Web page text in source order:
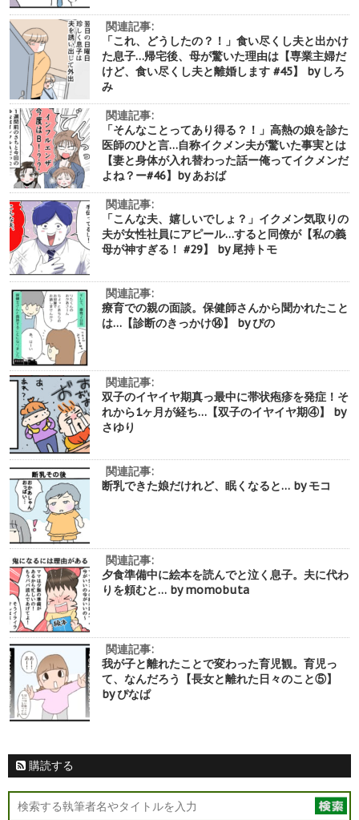
関連記事:
「これ、どうしたの？！」食い尽くし夫と出かけ
た息子…帰宅後、母が驚いた理由は【専業主婦だ
けど、食い尽くし夫と離婚します #45】 by しろ
み
関連記事:
「そんなことってあり得る？！」高熱の娘を診た
医師のひと言…自称イクメン夫が驚いた事実とは
【妻と身体が入れ替わった話ー俺ってイクメンだ
よね？ー#46】by あおば
関連記事:
「こんな夫、嬉しいでしょ？」イクメン気取りの
夫が女性社員にアピール…すると同僚が【私の義
母が神すぎる！ #29】 by 尾持トモ
関連記事:
療育での親の面談。保健師さんから聞かれたこと
は…【診断のきっかけ⑭】 by ぴの
関連記事:
双子のイヤイヤ期真っ最中に帯状疱疹を発症！そ
れから1ヶ月が経ち…【双子のイヤイヤ期④】 by
さゆり
関連記事:
断乳できた娘だけれど、眠くなると… by モコ
関連記事:
夕食準備中に絵本を読んでと泣く息子。夫に代わ
りを頼むと… by momobuta
関連記事:
我が子と離れたことで変わった育児観。育児っ
て、なんだろう【長女と離れた日々のこと⑤】
by ぴなぱ
購読する